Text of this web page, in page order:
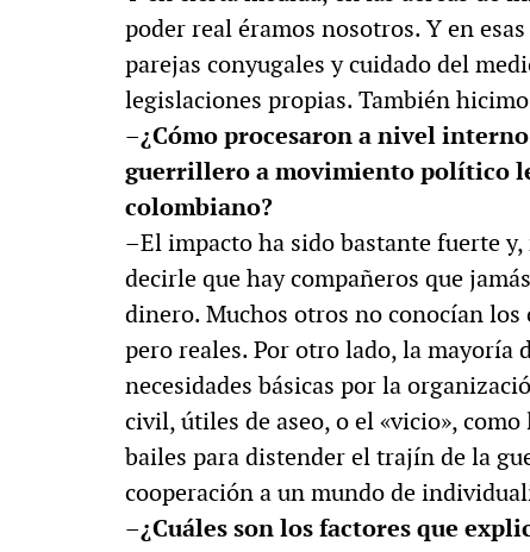
poder real éramos nosotros. Y en
parejas conyugales y cuidado del
legislaciones propias. También
–¿Cómo procesaron a nivel
guerrillero a movimiento político
colombiano?
–El impacto ha sido bastante fuerte
decirle que hay compañeros que
dinero. Muchos otros no conocían
pero reales. Por otro lado, la mayoría
necesidades básicas por la
civil, útiles de aseo, o el «vicio»,
bailes para distender el trajín de la
cooperación a un mundo de
–¿Cuáles son los factores que